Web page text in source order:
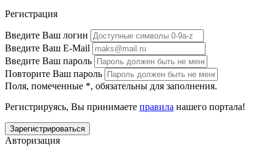
Регистрация
Введите Ваш логин
Введите Ваш E-Mail
Введите Ваш пароль
Повторите Ваш пароль
Поля, помеченные *, обязательны для заполнения.
Регистрируясь, Вы принимаете правила нашего портала!
Авторизация